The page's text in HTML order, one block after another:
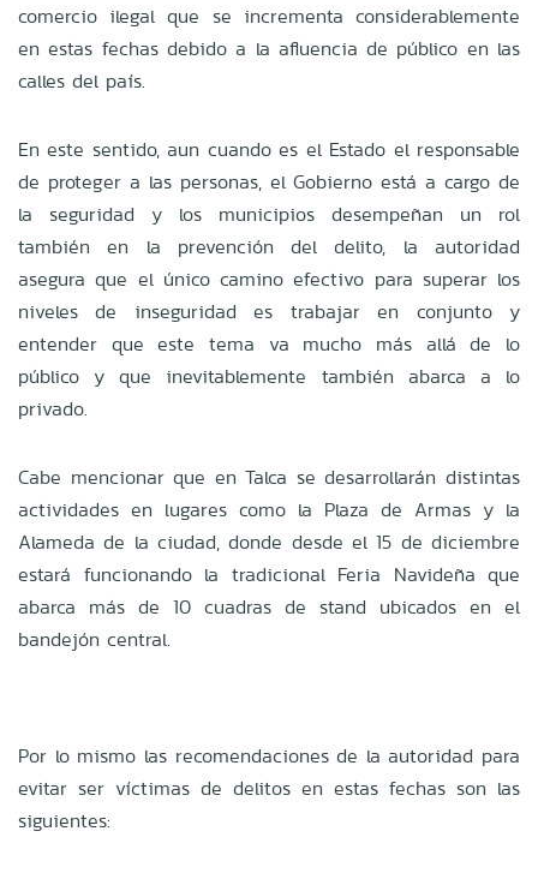
comercio ilegal que se incrementa considerablemente
en estas fechas debido a la afluencia de público en las
calles del país.
En este sentido, aun cuando es el Estado el responsable
de proteger a las personas, el Gobierno está a cargo de
la seguridad y los municipios desempeñan un rol
también en la prevención del delito, la autoridad
asegura que el único camino efectivo para superar los
niveles de inseguridad es trabajar en conjunto y
entender que este tema va mucho más allá de lo
público y que inevitablemente también abarca a lo
privado.
Cabe mencionar que en Talca se desarrollarán distintas
actividades en lugares como la Plaza de Armas y la
Alameda de la ciudad, donde desde el 15 de diciembre
estará funcionando la tradicional Feria Navideña que
abarca más de 10 cuadras de stand ubicados en el
bandejón central.
Por lo mismo las recomendaciones de la autoridad para
evitar ser víctimas de delitos en estas fechas son las
siguientes: